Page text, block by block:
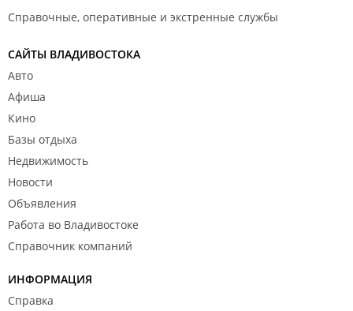
Справочные, оперативные и экстренные службы
САЙТЫ ВЛАДИВОСТОКА
Авто
Афиша
Кино
Базы отдыха
Недвижимость
Новости
Объявления
Работа во Владивостоке
Справочник компаний
ИНФОРМАЦИЯ
Справка